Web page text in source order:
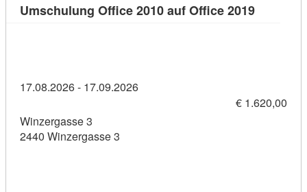
Umschulung Office 2010 auf Office 2019
17.08.2026 - 17.09.2026
€ 1.620,00
Winzergasse 3
2440 Winzergasse 3